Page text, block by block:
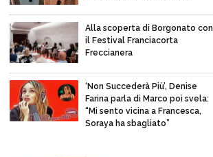
Alla scoperta di Borgonato con
il Festival Franciacorta
Freccianera
‘Non Succederà Più’, Denise
Farina parla di Marco poi svela:
“Mi sento vicina a Francesca,
Soraya ha sbagliato”